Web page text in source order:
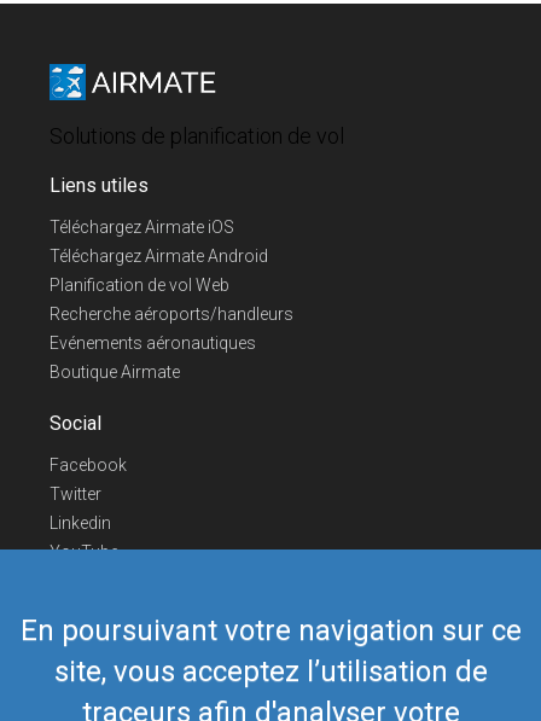
En poursuivant votre navigation sur ce
site, vous acceptez l’utilisation de
traceurs afin d'analyser votre
Solutions de planification de vol
Liens utiles
Téléchargez Airmate iOS
Téléchargez Airmate Android
Planification de vol Web
Recherche aéroports/handleurs
Evénements aéronautiques
Boutique Airmate
Social
Facebook
Twitter
Linkedin
YouTube
Nous contacter
Téléphone Europe+352 26441835
Téléphone US/Canada418-592-8862